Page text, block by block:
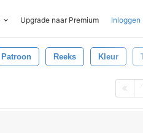
Upgrade naar Premium Inloggen
Patroon Reeks Kleur